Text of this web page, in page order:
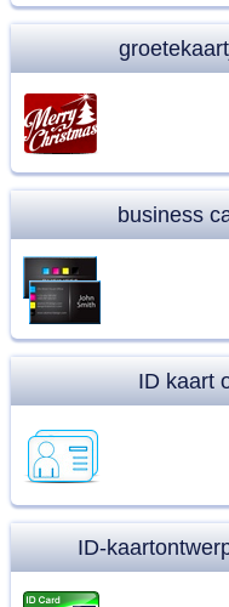
business
ID kaart
ID-